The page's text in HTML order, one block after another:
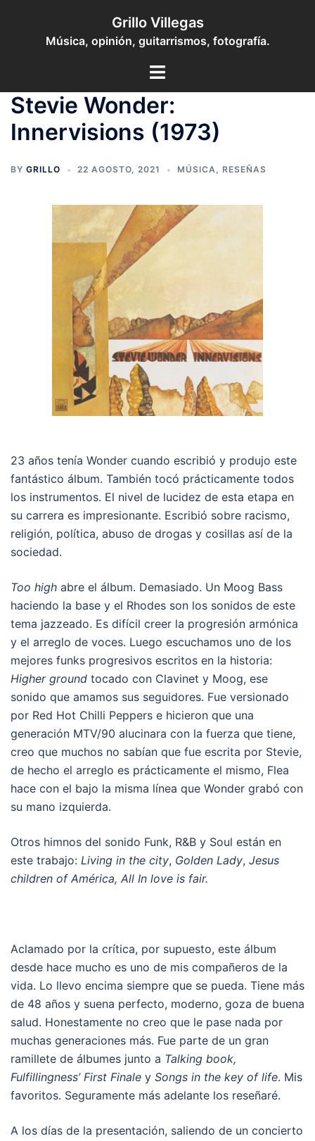
contenido
Grillo Villegas
Música, opinión, guitarrismos, fotografía.
Toggle
Stevie Wonder:
Innervisions (1973)
BY GRILLO 22 AGOSTO, 2021 MÚSICA, RESEÑAS
23 años tenía Wonder cuando escribió y produjo este
fantástico álbum. También tocó prácticamente todos
los instrumentos. El nivel de lucidez de esta etapa en
su carrera es impresionante. Escribió sobre racismo,
religión, política, abuso de drogas y cosillas así de la
sociedad.
Too high abre el álbum. Demasiado. Un Moog Bass
haciendo la base y el Rhodes son los sonidos de este
tema jazzeado. Es difícil creer la progresión armónica
y el arreglo de voces. Luego escuchamos uno de los
mejores funks progresivos escritos en la historia:
Higher ground tocado con Clavinet y Moog, ese
sonido que amamos sus seguidores. Fue versionado
por Red Hot Chilli Peppers e hicieron que una
generación MTV/90 alucinara con la fuerza que tiene,
creo que muchos no sabían que fue escrita por Stevie,
de hecho el arreglo es prácticamente el mismo, Flea
hace con el bajo la misma línea que Wonder grabó con
su mano izquierda.
Otros himnos del sonido Funk, R&B y Soul están en
este trabajo: Living in the city, Golden Lady, Jesus
children of América, All In love is fair.
Aclamado por la crítica, por supuesto, este álbum
desde hace mucho es uno de mis compañeros de la
vida. Lo llevo encima siempre que se pueda. Tiene más
de 48 años y suena perfecto, moderno, goza de buena
salud. Honestamente no creo que le pase nada por
muchas generaciones más. Fue parte de un gran
ramillete de álbumes junto a Talking book,
Fulfillingness’ First Finale y Songs in the key of life. Mis
favoritos. Seguramente más adelante los reseñaré.
A los días de la presentación, saliendo de un concierto